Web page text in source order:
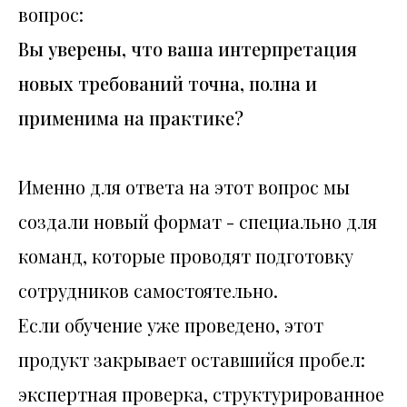
вопрос:
Вы уверены, что ваша интерпретация
новых требований точна, полна и
применима на практике?
Именно для ответа на этот вопрос мы
создали новый формат - специально для
команд, которые проводят подготовку
сотрудников самостоятельно.
Если обучение уже проведено, этот
продукт закрывает оставшийся пробел:
экспертная проверка, структурированное